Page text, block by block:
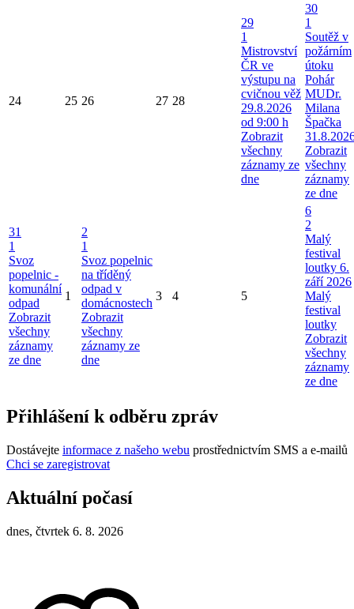
24 25 26 27 28
29
1
Mistrovství
ČR ve
výstupu na
cvičnou věž
29.8.2026
od 9:00 h
Zobrazit
všechny
záznamy ze
dne
30
1
Soutěž v
požárním
útoku
Pohár
MUDr.
Milana
Špačka
Zobrazit
všechny
záznamy
ze dne
31
1
Svoz
popelnic -
komunální
odpad
Zobrazit
všechny
záznamy
ze dne
1
2
1
Svoz popelnic
na tříděný
odpad v
domácnostech
Zobrazit
všechny
záznamy ze
dne
3 4 5
6
2
Malý
festival
loutky 6.
září 2026
Malý
festival
loutky
Zobrazit
všechny
záznamy
ze dne
Přihlášení k odběru zpráv
Dostávejte informace z našeho webu prostřednictvím SMS a e-mailů
Chci se zaregistrovat
Aktuální počasí
dnes, čtvrtek 6. 8. 2026